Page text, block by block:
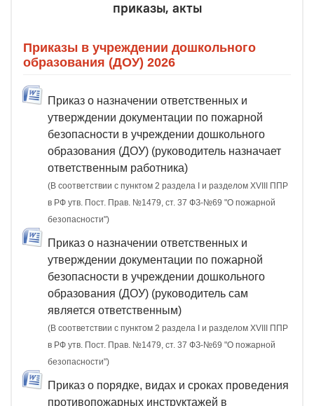
приказы, акты
Приказы в учреждении дошкольного
образования (ДОУ) 2026
Приказ о назначении ответственных и
утверждении документации по пожарной
безопасности в учреждении дошкольного
образования (ДОУ) (руководитель назначает
ответственным работника)
(В соответствии с пунктом 2 раздела I и разделом XVIII ППР
в РФ утв. Пост. Прав. №1479, ст. 37 ФЗ-№69 "О пожарной
безопасности")
Приказ о назначении ответственных и
утверждении документации по пожарной
безопасности в учреждении дошкольного
образования (ДОУ) (руководитель сам
является ответственным)
(В соответствии с пунктом 2 раздела I и разделом XVIII ППР
в РФ утв. Пост. Прав. №1479, ст. 37 ФЗ-№69 "О пожарной
безопасности")
Приказ о порядке, видах и сроках проведения
противопожарных инструктажей в